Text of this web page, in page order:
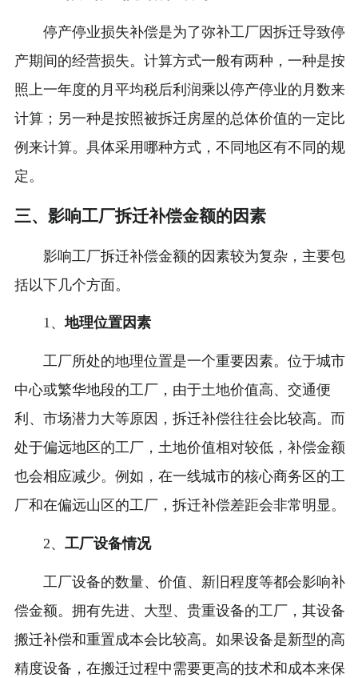
停产停业损失补偿是为了弥补工厂因拆迁导致停
产期间的经营损失。计算方式一般有两种，一种是按
照上一年度的月平均税后利润乘以停产停业的月数来
计算；另一种是按照被拆迁房屋的总体价值的一定比
例来计算。具体采用哪种方式，不同地区有不同的规
定。
三、影响工厂拆迁补偿金额的因素
影响工厂拆迁补偿金额的因素较为复杂，主要包
括以下几个方面。
1、地理位置因素
工厂所处的地理位置是一个重要因素。位于城市
中心或繁华地段的工厂，由于土地价值高、交通便
利、市场潜力大等原因，拆迁补偿往往会比较高。而
处于偏远地区的工厂，土地价值相对较低，补偿金额
也会相应减少。例如，在一线城市的核心商务区的工
厂和在偏远山区的工厂，拆迁补偿差距会非常明显。
2、 工厂设备情况
工厂设备的数量、价值、新旧程度等都会影响补
偿金额。拥有先进、大型、贵重设备的工厂，其设备
搬迁补偿和重置成本会比较高。如果设备是新型的高
精度设备，在搬迁过程中需要更高的技术和成本来保